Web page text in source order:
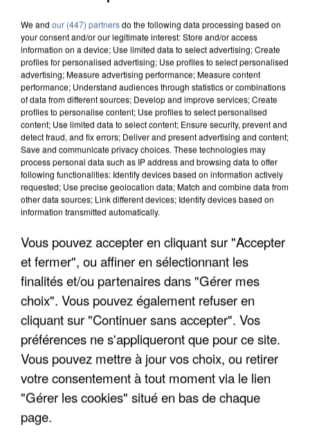
EX-COMPAGNE À NICE
INCENDIES : L’ÎLE-DE-FRANCE LANCE UN ÉLAN
DE SOLIDARITÉ AVEC LES...
We and our (447) partnersdo the following data processing based on
your consent and/or our legitimate interest: Store and/or access
information on a device; Use limited data to select advertising; Create
profiles for personalised advertising; Use profiles to select personalised
advertising; Measure advertising performance; Measure content
performance; Understand audiences through statistics or combinations
of data from different sources; Develop and improve services; Create
profiles to personalise content; Use profiles to select personalised
content; Use limited data to select content; Ensure security, prevent and
detect fraud, and fix errors; Deliver and present advertising and content;
Save and communicate privacy choices. These technologies may
process personal data such as IP address and browsing data to offer
following functionalities: Identify devices based on information actively
requested; Use precise geolocation data; Match and combine data from
other data sources; Link different devices; Identify devices based on
information transmitted automatically.
Vous pouvez accepter en cliquant sur "Accepter
et fermer", ou affiner en sélectionnant les
finalités et/ou partenaires dans "Gérer mes
choix". Vous pouvez également refuser en
cliquant sur "Continuer sans accepter". Vos
préférences ne s'appliqueront que pour ce site.
Vous pouvez mettre à jour vos choix, ou retirer
votre consentement à tout moment via le lien
"Gérer les cookies" situé en bas de chaque
page.